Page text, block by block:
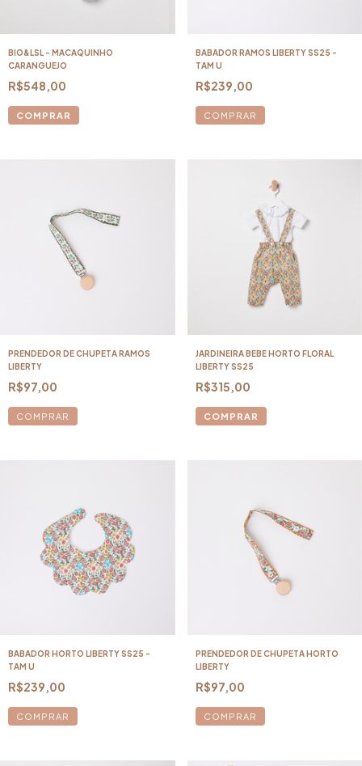
BIO&LSL - MACAQUINHO
CARANGUEJO
R$548,00
COMPRAR
BABADOR RAMOS LIBERTY SS25 -
TAM U
R$239,00
PRENDEDOR DE CHUPETA RAMOS
LIBERTY
R$97,00
JARDINEIRA BEBE HORTO FLORAL
LIBERTY SS25
R$315,00
COMPRAR
BABADOR HORTO LIBERTY SS25 -
TAM U
R$239,00
PRENDEDOR DE CHUPETA HORTO
LIBERTY
R$97,00